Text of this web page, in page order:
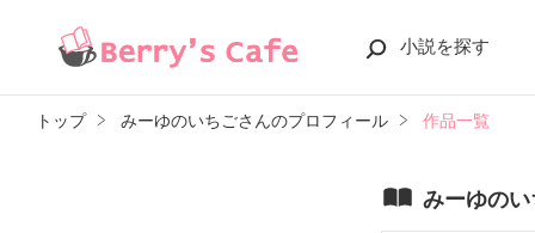
小説を探す
トップ みーゆのいちごさんのプロフィール 作品一覧
みーゆの